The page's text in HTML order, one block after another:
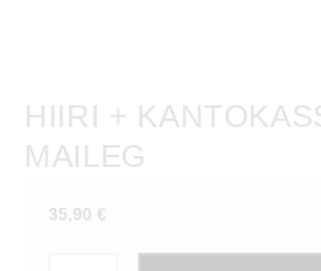
HIIRI +
MAILEG
35,90 €